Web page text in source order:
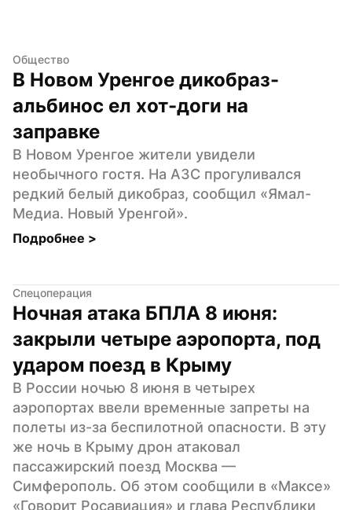
Общество
В Новом Уренгое дикобраз-
альбинос ел хот-доги на
заправке
В Новом Уренгое жители увидели
необычного гостя. На АЗС прогуливался
редкий белый дикобраз, сообщил «Ямал-
Медиа. Новый Уренгой».
Подробнее >
Спецоперация
Ночная атака БПЛА 8 июня:
закрыли четыре аэропорта, под
ударом поезд в Крыму
В России ночью 8 июня в четырех
аэропортах ввели временные запреты на
полеты из-за беспилотной опасности. В эту
же ночь в Крыму дрон атаковал
пассажирский поезд Москва —
Симферополь. Об этом сообщили в «Максе»
«Говорит Росавиация» и глава Республики